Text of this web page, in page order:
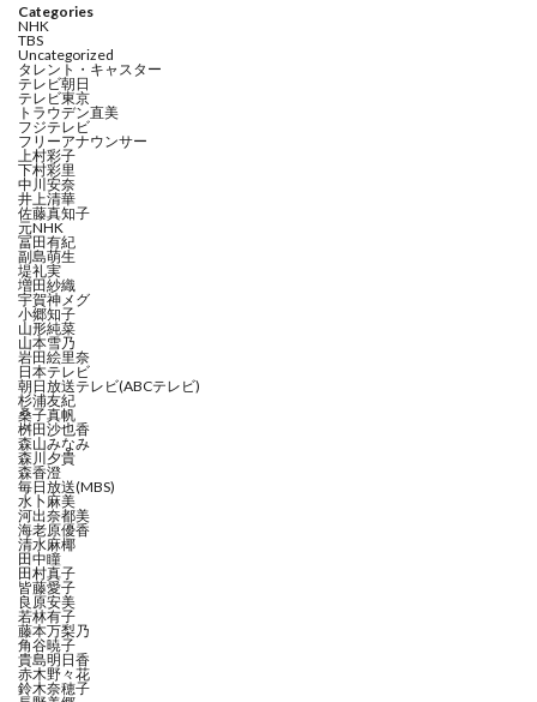
Categories
NHK
TBS
Uncategorized
タレント・キャスター
テレビ朝日
テレビ東京
トラウデン直美
フジテレビ
フリーアナウンサー
上村彩子
下村彩里
中川安奈
井上清華
佐藤真知子
元NHK
冨田有紀
副島萌生
堤礼実
増田紗織
宇賀神メグ
小郷知子
山形純菜
山本雪乃
岩田絵里奈
日本テレビ
朝日放送テレビ(ABCテレビ)
杉浦友紀
桑子真帆
桝田沙也香
森山みなみ
森川夕貴
森香澄
毎日放送(MBS)
水卜麻美
河出奈都美
海老原優香
清水麻椰
田中瞳
田村真子
皆藤愛子
良原安美
若林有子
藤本万梨乃
角谷暁子
貴島明日香
赤木野々花
鈴木奈穂子